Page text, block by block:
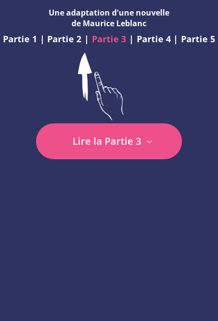
Une adaptation d'une nouvelle
de Maurice Leblanc
Partie 1 | Partie 2 | Partie 3 | Partie 4 | Partie 5
Lire la Partie 3